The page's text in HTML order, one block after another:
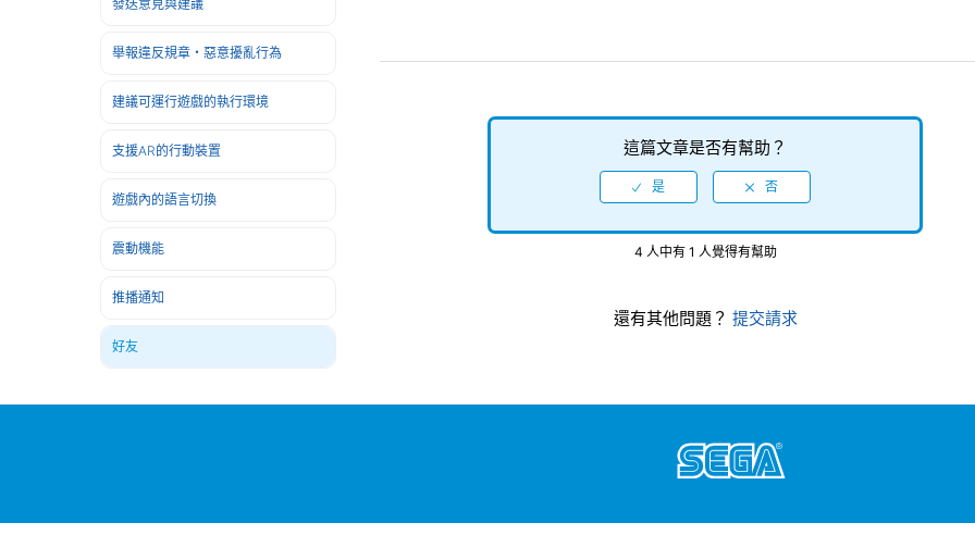
發送意見與建議
舉報違反規章・惡意擾亂行為
建議可運行遊戲的執行環境
支援AR的行動裝置
遊戲內的語言切換
震動機能
推播通知
好友
這篇文章是否有幫助？
4 人中有 1 人覺得有幫助
還有其他問題？ 提交請求